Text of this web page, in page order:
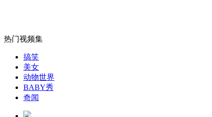
安徽一实载49人客车翻车
走！跟着总书记去植树
热门视频集
搞笑
美女
动物世界
BABY秀
奇闻